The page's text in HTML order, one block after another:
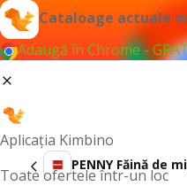
Cataloage actuale
Adaugă în Chrome -
Aplicația Kimbino
Toate ofertele într-un loc
PENNY Făină de